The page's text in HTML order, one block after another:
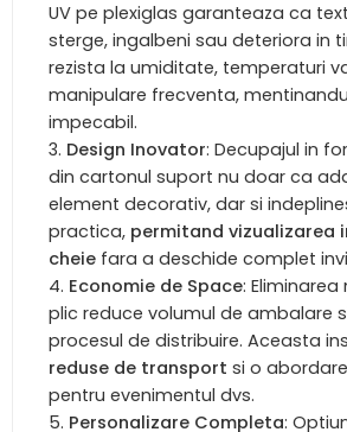
UV pe plexiglas garanteaza ca
sterge, ingalbeni sau deteriora in
rezista la umiditate, temperaturi
manipulare frecventa,
impecabil.
Design Inovator: Decupajul in
din cartonul suport nu doar ca
element decorativ, dar si
practica, permitand vizualizarea
cheie fara a deschide complet
Economie de Space:
plic reduce volumul de ambalare
procesul de distribuire. Aceasta
reduse de transport si o
pentru evenimentul dvs.
Personalizare Completa: